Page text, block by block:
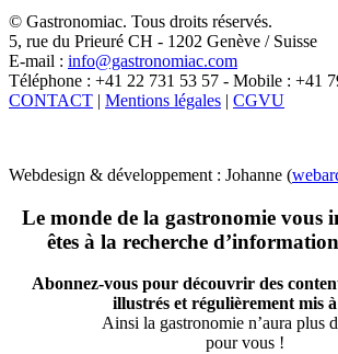
X
© Gastronomiac. Tous droits réservés.
5, rue du Prieuré CH - 1202 Genève / Suisse
E-mail : info@gastronomiac.com
Téléphone : +41 22 731 53 57 - Mobile : +41
CONTACT | Mentions légales | CGVU
Webdesign & développement : Johanne (
Le monde de la gastronomie vous
êtes à la recherche
Abonnez-vous pour découvrir des
illustrés et régulièrement mis
Ainsi la gastronomie n’aura plus
pour vous !